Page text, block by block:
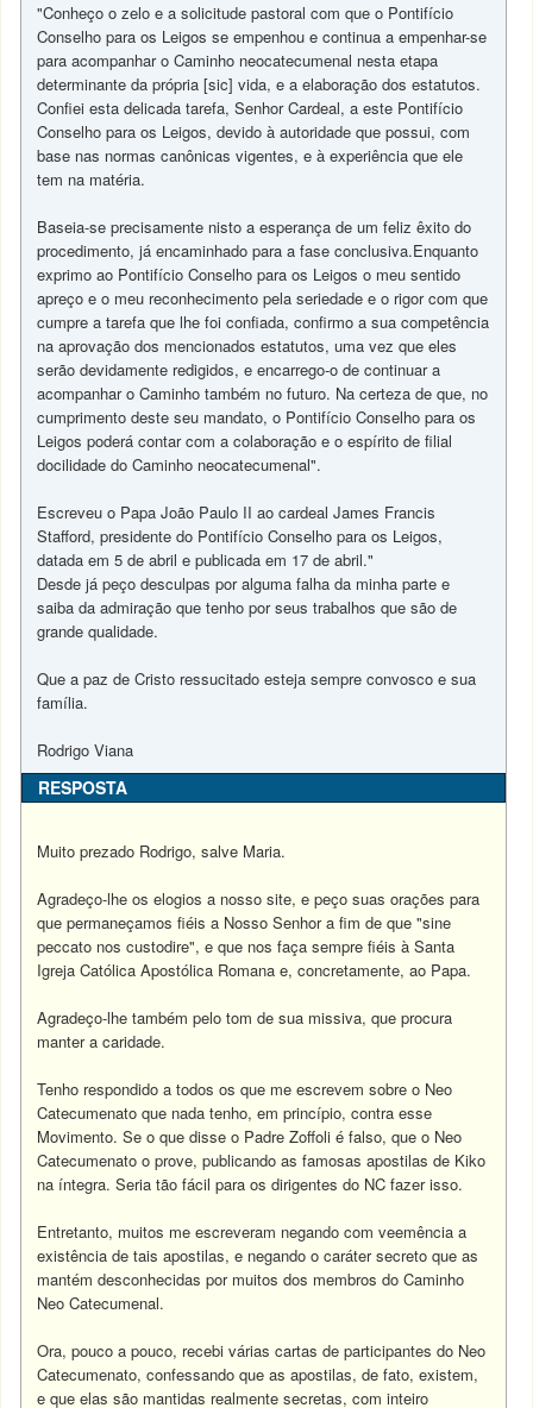
"Conheço o zelo e a solicitude pastoral com que o Pontifício
Conselho para os Leigos se empenhou e continua a empenhar-se
para acompanhar o Caminho neocatecumenal nesta etapa
determinante da própria [sic] vida, e a elaboração dos estatutos.
Confiei esta delicada tarefa, Senhor Cardeal, a este Pontifício
Conselho para os Leigos, devido à autoridade que possui, com
base nas normas canônicas vigentes, e à experiência que ele
tem na matéria.
Baseia-se precisamente nisto a esperança de um feliz êxito do
procedimento, já encaminhado para a fase conclusiva.Enquanto
exprimo ao Pontifício Conselho para os Leigos o meu sentido
apreço e o meu reconhecimento pela seriedade e o rigor com que
cumpre a tarefa que lhe foi confiada, confirmo a sua competência
na aprovação dos mencionados estatutos, uma vez que eles
serão devidamente redigidos, e encarrego-o de continuar a
acompanhar o Caminho também no futuro. Na certeza de que, no
cumprimento deste seu mandato, o Pontifício Conselho para os
Leigos poderá contar com a colaboração e o espírito de filial
docilidade do Caminho neocatecumenal".
Escreveu o Papa João Paulo II ao cardeal James Francis
Stafford, presidente do Pontifício Conselho para os Leigos,
datada em 5 de abril e publicada em 17 de abril."
Desde já peço desculpas por alguma falha da minha parte e
saiba da admiração que tenho por seus trabalhos que são de
grande qualidade.
Que a paz de Cristo ressucitado esteja sempre convosco e sua
família.
Rodrigo Viana
RESPOSTA
Muito prezado Rodrigo, salve Maria.
Agradeço-lhe os elogios a nosso site, e peço suas orações para
que permaneçamos fiéis a Nosso Senhor a fim de que "sine
peccato nos custodire", e que nos faça sempre fiéis à Santa
Igreja Católica Apostólica Romana e, concretamente, ao Papa.
Agradeço-lhe também pelo tom de sua missiva, que procura
manter a caridade.
Tenho respondido a todos os que me escrevem sobre o Neo
Catecumenato que nada tenho, em princípio, contra esse
Movimento. Se o que disse o Padre Zoffoli é falso, que o Neo
Catecumenato o prove, publicando as famosas apostilas de Kiko
na íntegra. Seria tão fácil para os dirigentes do NC fazer isso.
Entretanto, muitos me escreveram negando com veemência a
existência de tais apostilas, e negando o caráter secreto que as
mantém desconhecidas por muitos dos membros do Caminho
Neo Catecumenal.
Ora, pouco a pouco, recebi várias cartas de participantes do Neo
Catecumenato, confessando que as apostilas, de fato, existem,
e que elas são mantidas realmente secretas, com inteiro